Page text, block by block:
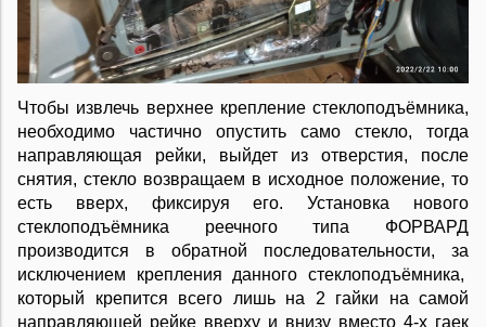
Чтобы извлечь верхнее крепление стеклоподъёмника,
необходимо частично опустить само стекло, тогда
направляющая рейки, выйдет из отверстия, после
снятия, стекло возвращаем в исходное положение, то
есть вверх, фиксируя его. Установка нового
стеклоподъёмника реечного типа ФОРВАРД
производится в обратной последовательности, за
исключением крепления данного стеклоподъёмника,
который крепится всего лишь на 2 гайки на самой
направляющей рейке вверху и внизу вместо 4-х гаек